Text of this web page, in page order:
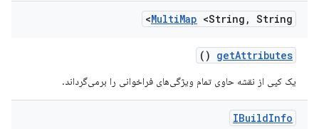
MultiMap <String , String>
getAttributes
()
یک کپی از نقشه حاوی تمام ویژگی‌های فراخوانی را برمی‌گرداند.
IBuildInfo